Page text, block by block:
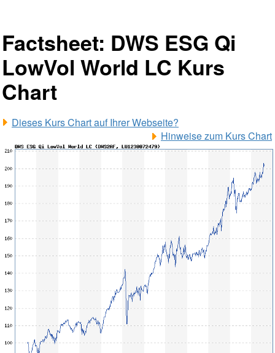
Factsheet: DWS ESG Qi
LowVol World LC Kurs
Chart
Dieses Kurs Chart auf Ihrer Webseite?
Hinweise zum Kurs Chart